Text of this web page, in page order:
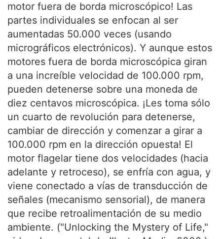
motor fuera de borda microscópico! Las
partes individuales se enfocan al ser
aumentadas 50.000 veces (usando
micrográficos electrónicos). Y aunque estos
motores fuera de borda microscópica giran
a una increíble velocidad de 100.000 rpm,
pueden detenerse sobre una moneda de
diez centavos microscópica. ¡Les toma sólo
un cuarto de revolución para detenerse,
cambiar de dirección y comenzar a girar a
100.000 rpm en la dirección opuesta! El
motor flagelar tiene dos velocidades (hacia
adelante y retroceso), se enfría con agua, y
viene conectado a vías de transducción de
señales (mecanismo sensorial), de manera
que recibe retroalimentación de su medio
ambiente. ("Unlocking the Mystery of Life,"